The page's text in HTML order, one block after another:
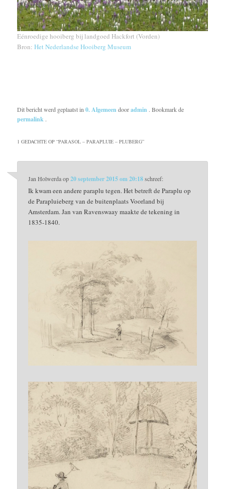
Eénroedige hooiberg bij landgoed Hackfort (Vorden)
Bron:Het Nederlandse Hooiberg Museum
Dit bericht werd geplaatst in0. Algemeen dooradmin . Bookmark de
permalink .
1 GEDACHTE OP “PARASOL – PARAPLUIE – PLUBERG”
Jan Holwerdaop20 september 2015 om 20:18schreef:
Ik kwam een andere paraplu tegen. Het betreft de Paraplu op
de Parapluieberg van de buitenplaats Voorland bij
Amsterdam. Jan van Ravenswaay maakte de tekening in
1835-1840.